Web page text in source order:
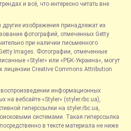
и всё, что интересно читать вне
изображения принадлежат их
фотографий, отмеченных Getty
при наличии письменного
Images. Фотографии, отмеченные
«Styler» или «РБК-Украина», могут
лицензии Creative Commons Attribution
информационных
на вебсайте «Styler» (styler.rbc.ua),
гиперссылки на styler.rbc.ua,
системами. Такая гиперссылка
в тексте материала не ниже